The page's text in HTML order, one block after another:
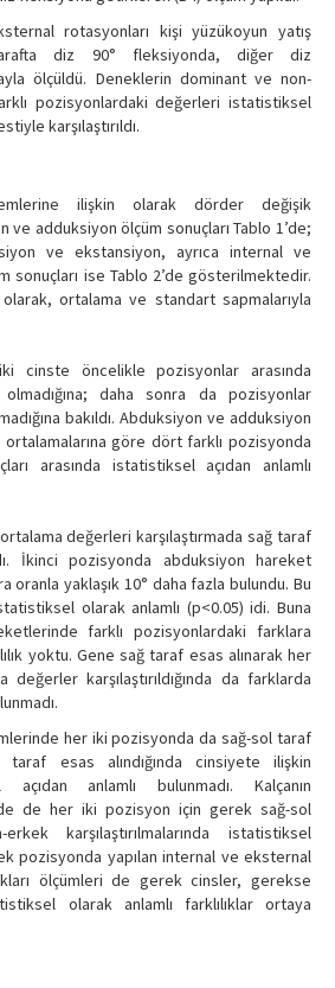
rotasyonları kişi yüzükoyun yatış
diz 90° fleksiyonda, diğer diz
ölçüldü. Deneklerin dominant ve non-
pozisyonlardaki değerleri istatistiksel
karşılaştırıldı.
ilişkin olarak dörder değişik
adduksiyon ölçüm sonuçları Tablo 1’de;
ve ekstansiyon, ayrıca internal ve
sonuçları ise Tablo 2’de gösterilmektedir.
ortalama ve standart sapmalarıyla
cinste öncelikle pozisyonlar arasında
daha sonra da pozisyonlar
bakıldı. Abduksiyon ve adduksiyon
ortalamalarına göre dört farklı pozisyonda
arasında istatistiksel açıdan anlamlı
değerleri karşılaştırmada sağ taraf
İkinci pozisyonda abduksiyon hareket
oranla yaklaşık 10° daha fazla bulundu. Bu
olarak anlamlı (p<0.05) idi. Buna
farklı pozisyonlardaki farklara
yoktu. Gene sağ taraf esas alınarak her
karşılaştırıldığında da farklarda
her iki pozisyonda da sağ-sol taraf
taraf esas alındığında cinsiyete ilişkin
açıdan anlamlı bulunmadı. Kalçanın
de her iki pozisyon için gerek sağ-sol
karşılaştırılmalarında istatistiksel
pozisyonda yapılan internal ve eksternal
ölçümleri de gerek cinsler, gerekse
olarak anlamlı farklılıklar ortaya